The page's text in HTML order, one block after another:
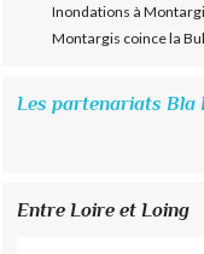
Inondations à
Montargis coince la
Les partenariats Bla
Entre Loire et Loing